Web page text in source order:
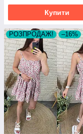
Купити
РОЗПРОДАЖ! –16%